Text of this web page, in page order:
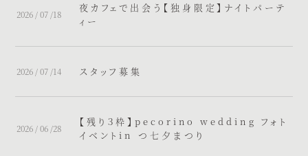
2026 / 07 /18
夜カフェで出会う【独身限定】ナイトパーテ
ィー
2026 / 07 /14 スタッフ募集
2026 / 06 /28
【残り３枠】pecorino wedding フォト
イベントin つ七夕まつり